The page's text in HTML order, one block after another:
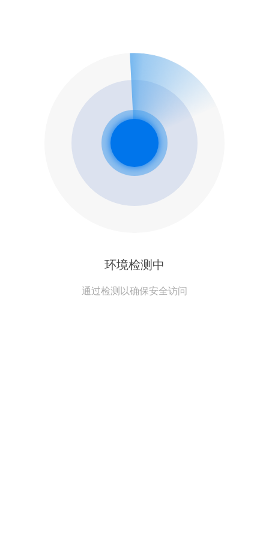
环境检测中
通过检测以确保安全访问